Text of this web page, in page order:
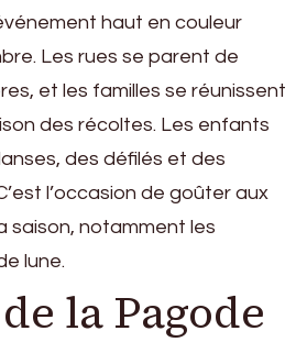
haut en couleur
Les rues se parent de
et les familles se réunissent
des récoltes. Les enfants
des défilés et des
l’occasion de goûter aux
saison, notamment les
lune.
la Pagode